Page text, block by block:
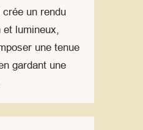
un rendu
et lumineux,
une tenue
gardant une